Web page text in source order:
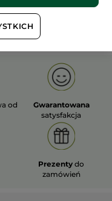
NAT.
od
Gwarantowana
satysfakcja
Prezenty do
zamówień